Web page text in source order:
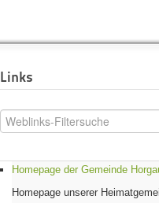
Links
Filterfeld
Homepage der Gemeinde
Homepage unserer